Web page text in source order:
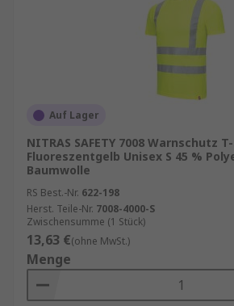
Auf Lager
NITRAS SAFETY 7008 Warnschutz
Fluoreszentgelb Unisex S 45 %
Baumwolle
RS Best.-Nr. 622-198
Herst. Teile-Nr. 7008-4000-S
Zwischensumme (1 Stück)
13,63 €(ohne MwSt.)
Menge